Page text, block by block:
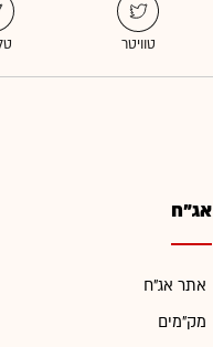
אג"ח
אתר אג"ח
מק"מים